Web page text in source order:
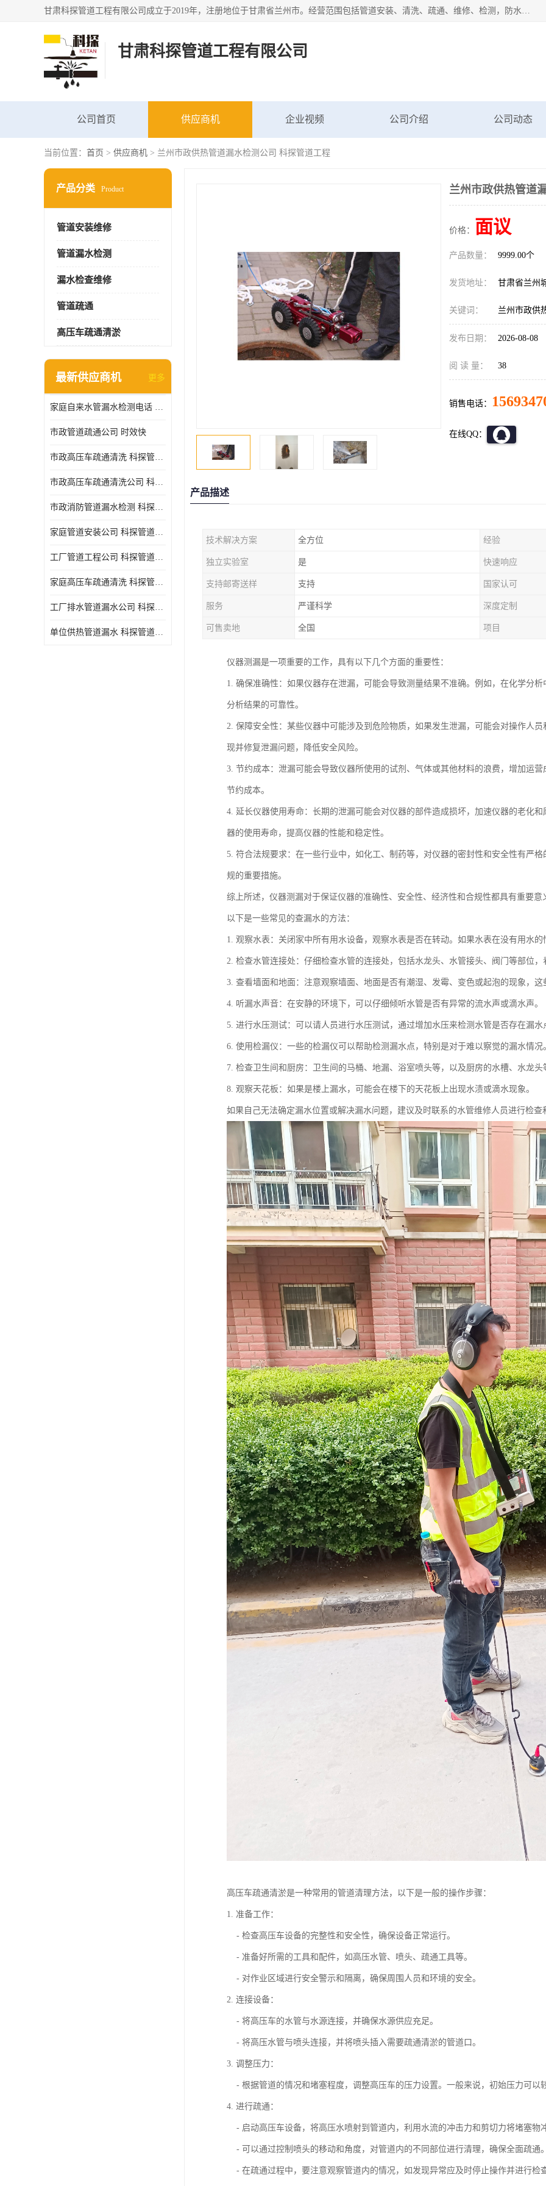
甘肃科探管道工程有限公司成立于2019年，注册地位于甘肃省兰州市。经营范围包括管道安装、清洗、疏通、维修、检测，防水工程，工程钻孔，化粪池清理，暖气安装，给排水管道安装维修，室内外管道如消防、供水、供热管道漏水检测定位，室内外防水堵漏等。
甘肃科探管道工程有限公司
公司首页 供应商机 企业视频 公司介绍 公司动态
当前位置： 首页 > 供应商机 > 兰州市政供热管道漏水检测公司 科探管道工程
产品分类 Product
管道安装维修
管道漏水检测
漏水检查维修
管道疏通
高压车疏通清淤
最新供应商机 更多
家庭自来水管漏水检测电话 服务周到
市政管道疏通公司 时效快
市政高压车疏通清洗 科探管道工程 设备齐
市政高压车疏通清洗公司 科探管道工程 经验丰富
市政消防管道漏水检测 科探管道工程 快速上门
家庭管道安装公司 科探管道工程 团队服务
工厂管道工程公司 科探管道工程 时效快
家庭高压车疏通清洗 科探管道工程 服务周到
工厂排水管道漏水公司 科探管道工程 快速上门
单位供热管道漏水 科探管道工程 设备齐
兰州市政供热管道
价格： 面议
产品数量： 9999.00个
发货地址： 甘肃省兰州
关键词： 兰州市政供
发布日期： 2026-08-08
阅 读 量： 38
销售电话：
在线QQ：
产品描述
技术解决方案 全方位 经验
独立实验室 是 快速响应
支持邮寄送样 支持 国家认可
服务 严谨科学 深度定制
可售卖地 全国 项目
仪器测漏是一项重要的工作，具有以下几个方面的重要性：
1. 确保准确性：如果仪器存在泄漏，可能会导致测量结果不准确。例如，在化学分
分析结果的可靠性。
2. 保障安全性：某些仪器中可能涉及到危险物质，如果发生泄漏，可能会对操作人
现并修复泄漏问题，降低安全风险。
3. 节约成本：泄漏可能会导致仪器所使用的试剂、气体或其他材料的浪费，增加运
节约成本。
4. 延长仪器使用寿命：长期的泄漏可能会对仪器的部件造成损坏，加速仪器的老化
器的使用寿命，提高仪器的性能和稳定性。
5. 符合法规要求：在一些行业中，如化工、制药等，对仪器的密封性和安全性有严
规的重要措施。
综上所述，仪器测漏对于保证仪器的准确性、安全性、经济性和合规性都具有重要意
以下是一些常见的查漏水的方法：
1. 观察水表：关闭家中所有用水设备，观察水表是否在转动。如果水表在没有用水
2. 检查水管连接处：仔细检查水管的连接处，包括水龙头、水管接头、阀门等部位
3. 查看墙面和地面：注意观察墙面、地面是否有潮湿、发霉、变色或起泡的现象，
4. 听漏水声音：在安静的环境下，可以仔细倾听水管是否有异常的流水声或滴水声。
5. 进行水压测试：可以请人员进行水压测试，通过增加水压来检测水管是否存在漏水
6. 使用检漏仪：一些的检漏仪可以帮助检测漏水点，特别是对于难以察觉的漏水情况
7. 检查卫生间和厨房：卫生间的马桶、地漏、浴室喷头等，以及厨房的水槽、水龙
8. 观察天花板：如果是楼上漏水，可能会在楼下的天花板上出现水渍或滴水现象。
如果自己无法确定漏水位置或解决漏水问题，建议及时联系的水管维修人员进行检查
高压车疏通清淤是一种常用的管道清理方法，以下是一般的操作步骤：
1. 准备工作：
- 检查高压车设备的完整性和安全性，确保设备正常运行。
- 准备好所需的工具和配件，如高压水管、喷头、疏通工具等。
- 对作业区域进行安全警示和隔离，确保周围人员和环境的安全。
2. 连接设备：
- 将高压车的水管与水源连接，并确保水源供应充足。
- 将高压水管与喷头连接，并将喷头插入需要疏通清淤的管道口。
3. 调整压力：
- 根据管道的情况和堵塞程度，调整高压车的压力设置。一般来说，初始压力可以
4. 进行疏通：
- 启动高压车设备，将高压水喷射到管道内，利用水流的冲击力和剪切力将堵塞物
- 可以通过控制喷头的移动和角度，对管道内的不同部位进行清理，确保全面疏通
- 在疏通过程中，要注意观察管道内的情况，如发现异常应及时停止操作并进行检